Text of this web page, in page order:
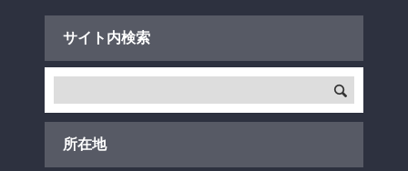
サイト内検索
所在地